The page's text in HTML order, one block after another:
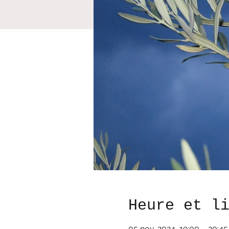
Heure et